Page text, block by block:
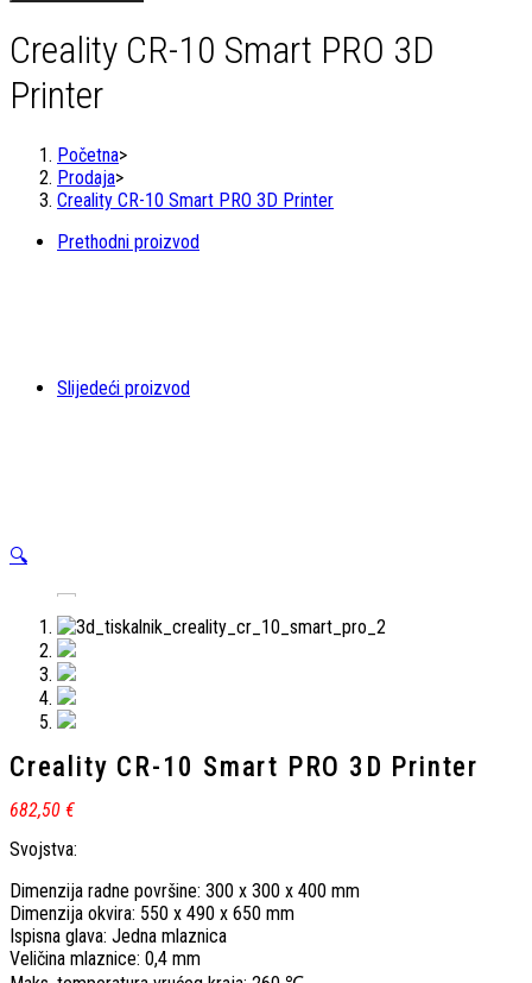
10
PRO
Printer
Creality CR-10 Smart PRO 3D
Printer
Početna>
Prodaja>
Creality CR-10 Smart PRO 3D Printer
Prethodni proizvod
Slijedeći proizvod
🔍
Creality CR-10 Smart PRO 3D Printer
682,50 €
Svojstva:
Dimenzija radne površine: 300 x 300 x 400 mm
Dimenzija okvira: 550 x 490 x 650 mm
Ispisna glava: Jedna mlaznica
Veličina mlaznice: 0,4 mm